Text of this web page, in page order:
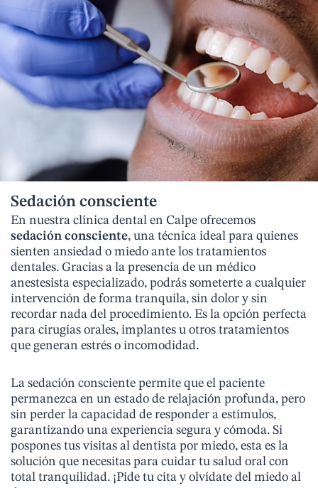
Sedación consciente
En nuestra clínica dental en Calpe ofrecemos
sedación consciente, una técnica ideal para quienes
sienten ansiedad o miedo ante los tratamientos
dentales. Gracias a la presencia de un médico
anestesista especializado, podrás someterte a cualquier
intervención de forma tranquila, sin dolor y sin
recordar nada del procedimiento. Es la opción perfecta
para cirugías orales, implantes u otros tratamientos
que generan estrés o incomodidad.
La sedación consciente permite que el paciente
permanezca en un estado de relajación profunda, pero
sin perder la capacidad de responder a estímulos,
garantizando una experiencia segura y cómoda. Si
pospones tus visitas al dentista por miedo, esta es la
solución que necesitas para cuidar tu salud oral con
total tranquilidad. ¡Pide tu cita y olvídate del miedo al